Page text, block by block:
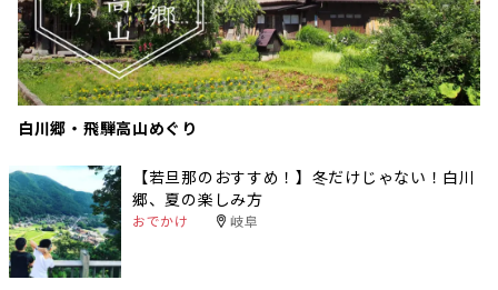
白川郷・飛騨高山めぐり
【若旦那のおすすめ！】冬だけじゃない！白川
郷、夏の楽しみ方
おでかけ 岐阜